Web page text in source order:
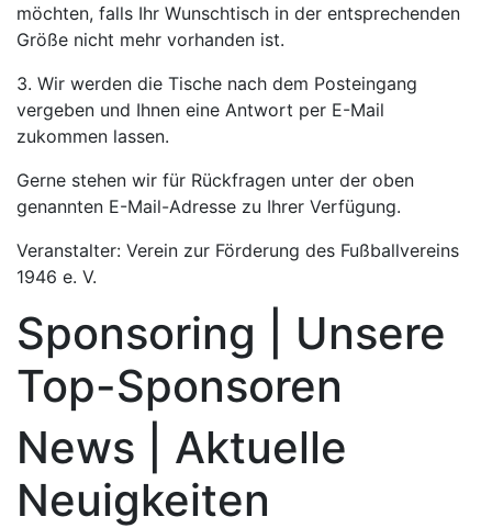
möchten, falls Ihr Wunschtisch in der entsprechenden
Größe nicht mehr vorhanden ist.
3. Wir werden die Tische nach dem Posteingang
vergeben und Ihnen eine Antwort per E-Mail
zukommen lassen.
Gerne stehen wir für Rückfragen unter der oben
genannten E-Mail-Adresse zu Ihrer Verfügung.
Veranstalter: Verein zur Förderung des Fußballvereins
1946 e. V.
Sponsoring | Unsere
Top-Sponsoren
News | Aktuelle
Neuigkeiten